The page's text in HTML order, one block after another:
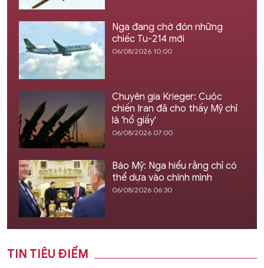
Nga đang chờ đón những
chiếc Tu-214 mới
06/08/2026 10:00
Chuyên gia Krieger: Cuộc
chiến Iran đã cho thấy Mỹ chỉ
là 'hổ giấy'
06/08/2026 07:00
Báo Mỹ: Nga hiểu rằng chỉ có
thể dựa vào chính mình
06/08/2026 06:30
TIN TIÊU ĐIỂM